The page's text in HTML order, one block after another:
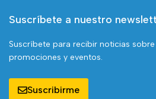
Suscríbete a nuestro
Suscríbete para recibir noticias
promociones y eventos.
Suscribirme